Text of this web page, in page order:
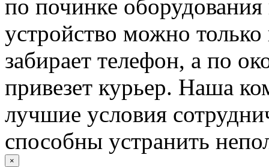
по починке
устройство можно
забирает телефон, а по
привезет курьер. Наша
лучшие условия
способны устранить
×